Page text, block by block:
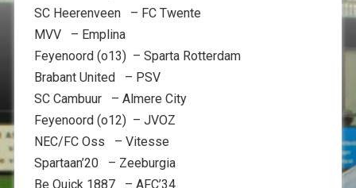
SC Heerenveen – FC Twente
MVV – Emplina
Feyenoord (o13) – Sparta Rotterdam
Brabant United – PSV
SC Cambuur – Almere City
Feyenoord (o12) – JVOZ
NEC/FC Oss – Vitesse
Spartaan’20 – Zeeburgia
Be Quick 1887 – AFC’34